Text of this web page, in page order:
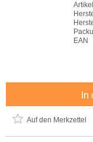
EAN
Auf den Merkzettel